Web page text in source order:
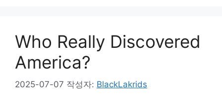
Who Really Discovered
America?
2025-07-07 작성자: BlackLakrids